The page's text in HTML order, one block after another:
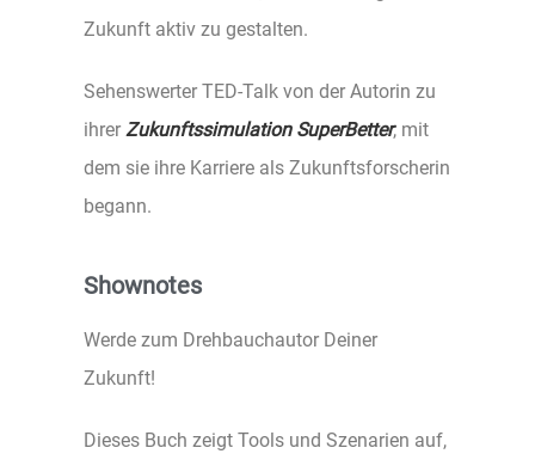
Zukunft aktiv zu gestalten.
Sehenswerter TED-Talk von der Autorin zu
ihrer Zukunftssimulation SuperBetter, mit
dem sie ihre Karriere als Zukunftsforscherin
begann.
Shownotes
Werde zum Drehbauchautor Deiner
Zukunft!
Dieses Buch zeigt Tools und Szenarien auf,